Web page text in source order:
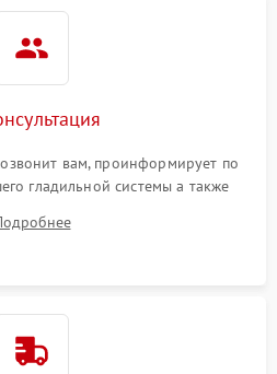
вам, проинформирует по
гладильной системы а также